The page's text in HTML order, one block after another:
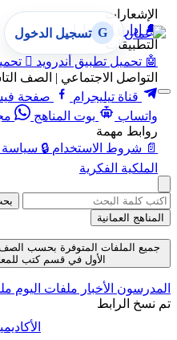
الإشعارات
🔔 إدارة الإشعارات
التطبيقات
🤖 تحميل تطبيق أندرويد 
التواصل الاجتماعي | الصف
قناة تيليجرام
صفحة
واتساب
بوت المناهج
روابط مهمة
📄 شروط الاستخدام 🔒
الملكية الفكرية
G تسجيل الدخول
المناهج العمانية
جميع الملفات المتوفرة بحسب
الأول في قسم كتب للمعلم حتى
المدرسون الأخبار ملفات اليوم
تم نسخ الرابط